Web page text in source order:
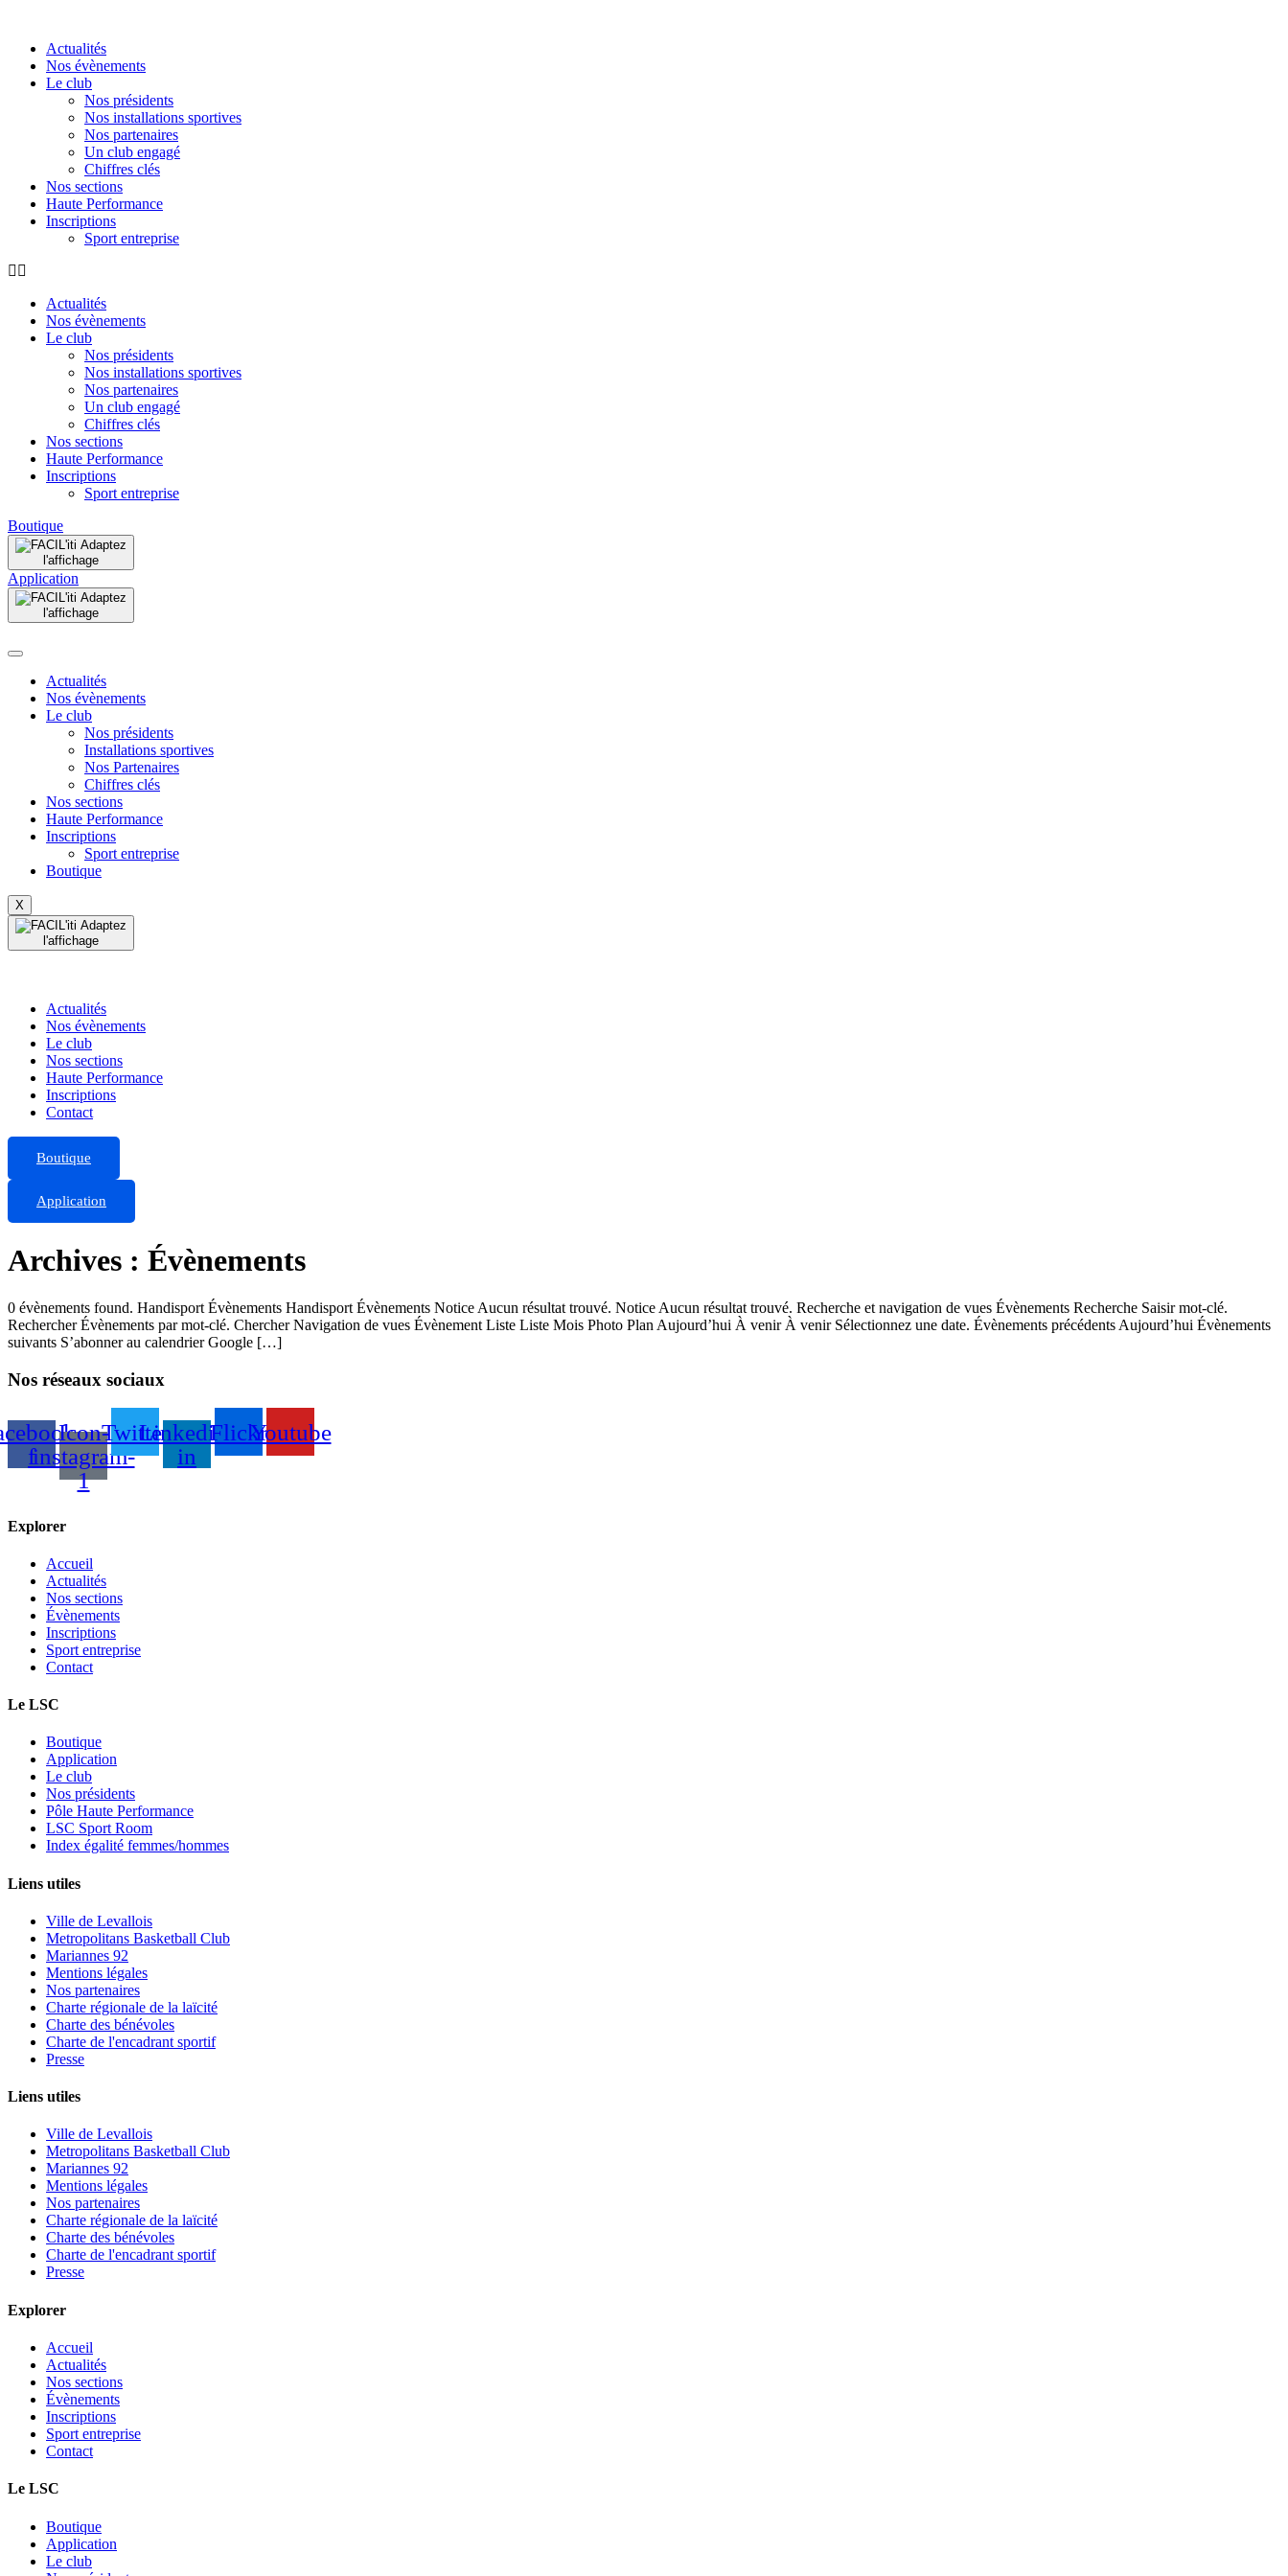
contenuActualités
Nos évènements
Le club
Nos présidents
Nos installations sportives
Nos partenaires
Un club engagé
Chiffres clés
Nos sections
Haute Performance
Inscriptions
Sport entreprise
Actualités
Nos évènements
Le club
Nos présidents
Nos installations sportives
Nos partenaires
Un club engagé
Chiffres clés
Nos sections
Haute Performance
Inscriptions
Sport entreprise
Boutique
Adaptez
l'affichage
Application
Adaptez
l'affichage
Actualités
Nos évènements
Le club
Nos présidents
Installations sportives
Nos Partenaires
Chiffres clés
Nos sections
Haute Performance
Inscriptions
Sport entreprise
Boutique
X
Adaptez
l'affichage
Actualités
Nos évènements
Le club
Nos sections
Haute Performance
Inscriptions
Contact
Boutique
Application
Archives : Évènements
0 évènements found. Handisport Évènements Handisport Évènements Notice Aucun résultat trouvé. Notice Aucun résultat trouvé. Recherche et navigation de vues Évènements Recherche Saisir mot-clé.
Rechercher Évènements par mot-clé. Chercher Navigation de vues Évènement Liste Liste Mois Photo Plan Aujourd’hui À venir À venir Sélectionnez une date. Évènements précédents Aujourd’hui Évènements
suivants S’abonner au calendrier Google […]
Nos réseaux sociaux
f
Icon-
instagram-
1
TwitterLinkedin-
in
FlickrYoutube
Explorer
Accueil
Actualités
Nos sections
Évènements
Inscriptions
Sport entreprise
Contact
Le LSC
Boutique
Application
Le club
Nos présidents
Pôle Haute Performance
LSC Sport Room
Index égalité femmes/hommes
Liens utiles
Ville de Levallois
Metropolitans Basketball Club
Mariannes 92
Mentions légales
Nos partenaires
Charte régionale de la laïcité
Charte des bénévoles
Charte de l'encadrant sportif
Presse
Liens utiles
Ville de Levallois
Metropolitans Basketball Club
Mariannes 92
Mentions légales
Nos partenaires
Charte régionale de la laïcité
Charte des bénévoles
Charte de l'encadrant sportif
Presse
Explorer
Accueil
Actualités
Nos sections
Évènements
Inscriptions
Sport entreprise
Contact
Le LSC
Boutique
Application
Le club